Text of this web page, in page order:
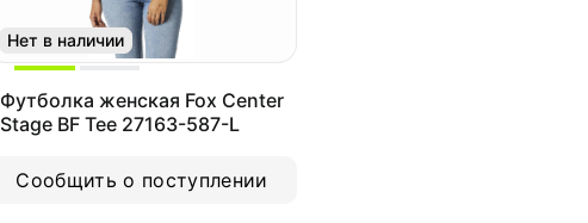
Нет в наличии
Футболка женская Fox Center
Stage BF Tee 27163-587-L
Сообщить о поступлении